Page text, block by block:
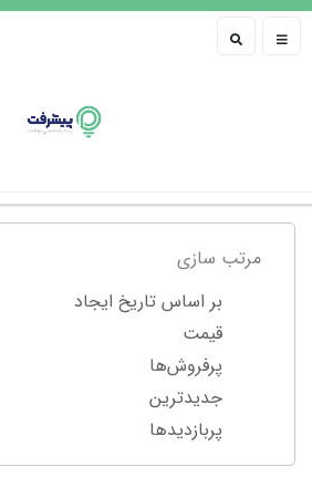
مرتب سازی
بر اساس تاریخ ایجاد
قیمت
پرفروش‌ها
جدیدترین
پربازدید‌ها